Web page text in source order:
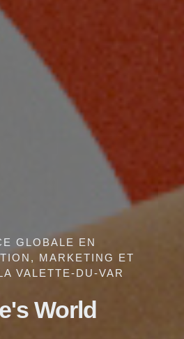
GLOBALE EN
MARKETING ET
VALETTE-DU-VAR
World